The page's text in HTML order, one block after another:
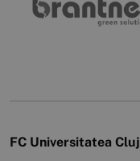
FC Universitatea Cluj